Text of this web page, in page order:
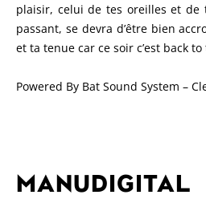
plaisir, celui de tes oreilles et
passant, se devra d’être bien
et ta tenue car ce soir c’est back
Powered By Bat Sound System –
MANUDIGITAL